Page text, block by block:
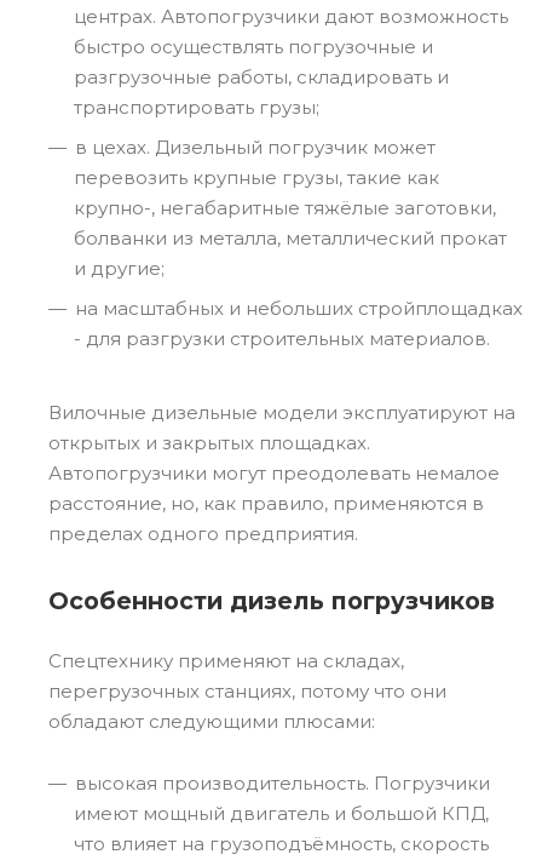
центрах. Автопогрузчики дают возможность
быстро осуществлять погрузочные и
разгрузочные работы, складировать и
транспортировать грузы;
в цехах. Дизельный погрузчик может
перевозить крупные грузы, такие как
крупно-, негабаритные тяжёлые заготовки,
болванки из металла, металлический прокат
и другие;
на масштабных и небольших стройплощадках
- для разгрузки строительных материалов.
Вилочные дизельные модели эксплуатируют на
открытых и закрытых площадках.
Автопогрузчики могут преодолевать немалое
расстояние, но, как правило, применяются в
пределах одного предприятия.
Особенности дизель погрузчиков
Спецтехнику применяют на складах,
перегрузочных станциях, потому что они
обладают следующими плюсами:
высокая производительность. Погрузчики
имеют мощный двигатель и большой КПД,
что влияет на грузоподъёмность, скорость